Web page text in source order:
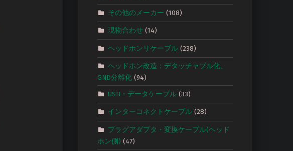
その他のメーカー (108)
現物合わせ (14)
ヘッドホンリケーブル(238)
ヘッドホン改造：デタッチャブル化、
GND分離化 (94)
USB・データケーブル(33)
インターコネクトケーブル(28)
プラグアダプタ・変換ケーブル(ヘッド
ホン側) (47)